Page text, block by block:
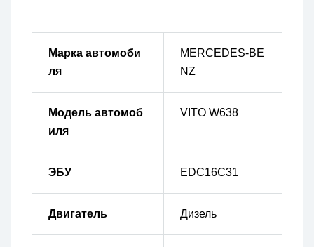
Марка автомоби
ля
MERCEDES-BE
NZ
Модель автомоб
иля
VITO W638
ЭБУ EDC16C31
Двигатель Дизель